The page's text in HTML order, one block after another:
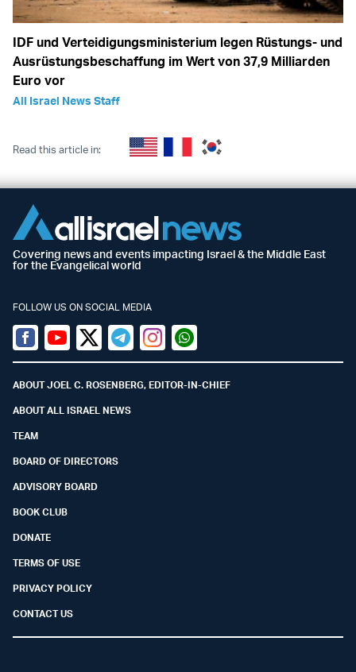
IDF und Verteidigungsministerium legen Rüstungs- und
Ausrüstungsbeschaffung im Wert von 37,9 Milliarden
Euro vor
All Israel News Staff
Read this article in:
Covering news and events impacting Israel & the Middle East
for the Evangelical world
FOLLOW US ON SOCIAL MEDIA
Facebook
YoutubeTwitter (X)
TelegramInstagramWhatsapp
ABOUT JOEL C. ROSENBERG, EDITOR-IN-CHIEF
ABOUT ALL ISRAEL NEWS
TEAM
BOARD OF DIRECTORS
ADVISORY BOARD
BOOK CLUB
DONATE
TERMS OF USE
PRIVACY POLICY
CONTACT US